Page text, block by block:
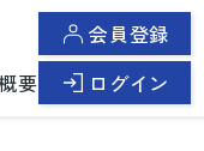
要
会員登録
ログイン